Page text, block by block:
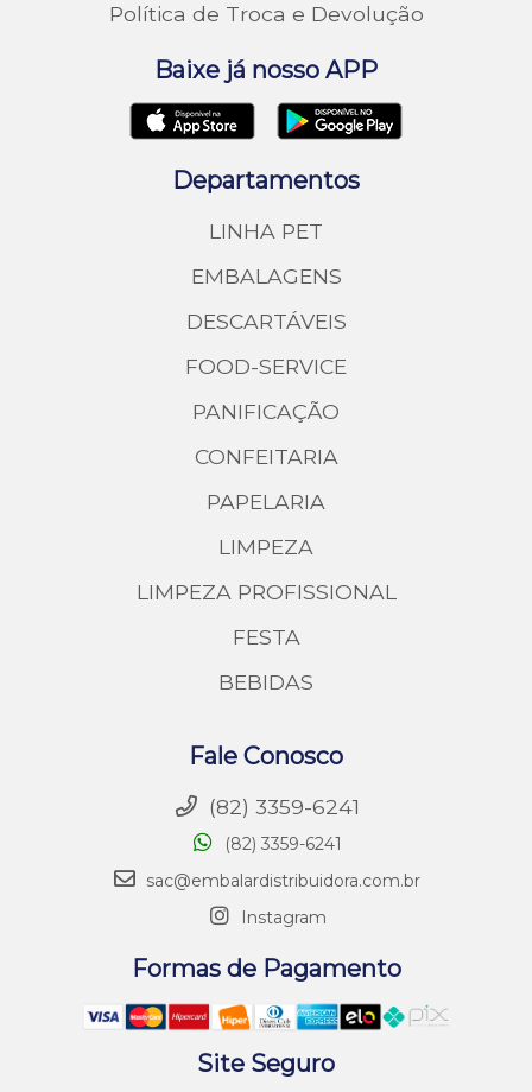
Política de Troca e Devolução
Baixe já nosso APP
Departamentos
LINHA PET
EMBALAGENS
DESCARTÁVEIS
FOOD-SERVICE
PANIFICAÇÃO
CONFEITARIA
PAPELARIA
LIMPEZA
LIMPEZA PROFISSIONAL
FESTA
BEBIDAS
Fale Conosco
(82) 3359-6241
(82) 3359-6241
sac@embalardistribuidora.com.br
Instagram
Formas de Pagamento
Site Seguro